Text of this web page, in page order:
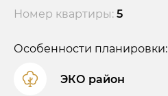
Номер квартиры: 5
Особенности планировки:
ЭКО район